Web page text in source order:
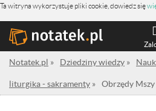
Ta witryna wykorzystuje pliki cookie, dowiedz się
Notatek.pl » Dziedziny wiedzy »
liturgika - sakramenty » Obrzędy